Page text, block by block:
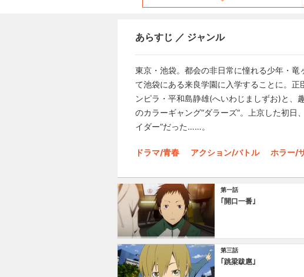
あらすじ ／ ジャンル
東京・池袋。都会の非日常に憧れる少年・
て池袋にある来良学園に入学することに。
ンピラ・平和島静雄(へいわじましずお)と、
のカラーギャング“ダラーズ“。上京した初
イダー”だった……。
ドラマ/青春 アクション/バトル ホラー/
第一話
｢開口一番｣
第三話
｢跳梁跋扈｣